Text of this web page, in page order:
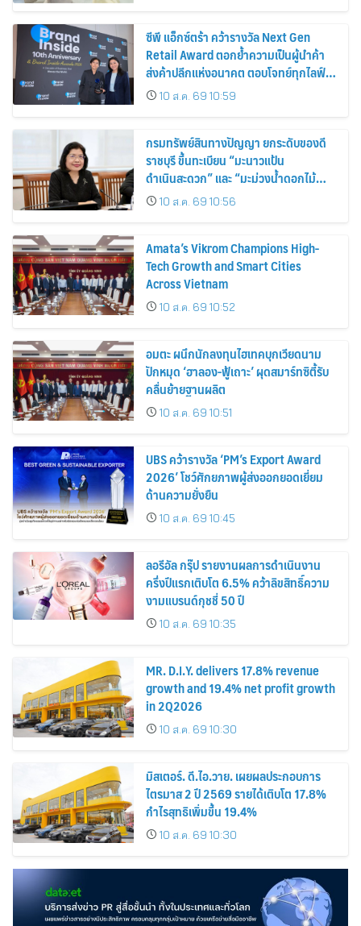
ซีพี แอ็กซ์ตร้า คว้ารางวัล Next Gen
Retail Award ตอกย้ำความเป็นผู้นำค้า
ส่งค้าปลีกแห่งอนาคต ตอบโจทย์ทุกไลฟ์
สไตล์ผู้บริโภค
10 ส.ค. 69 10:59
กรมทรัพย์สินทางปัญญา ยกระดับของดี
ราชบุรี ขึ้นทะเบียน “มะนาวแป้น
ดำเนินสะดวก” และ “มะม่วงน้ำดอกไม้
ราชบุรี” เป็น GI น้องใหม่ เดินหน้าเพิ่ม
มูลค่าเกษตรอัตลักษณ์ ขับเคลื่อน
เศรษฐกิจชุมชน
10 ส.ค. 69 10:56
Amata’s Vikrom Champions High-
Tech Growth and Smart Cities
Across Vietnam
10 ส.ค. 69 10:52
อมตะ ผนึกนักลงทุนไฮเทคบุกเวียดนาม
ปักหมุด ‘ฮาลอง-ฟู้เถาะ’ ผุดสมาร์ทซิตี้รับ
คลื่นย้ายฐานผลิต
10 ส.ค. 69 10:51
UBS คว้ารางวัล ‘PM’s Export Award
2026’ โชว์ศักยภาพผู้ส่งออกยอดเยี่ยม
ด้านความยั่งยืน
10 ส.ค. 69 10:45
ลอรีอัล กรุ๊ป รายงานผลการดำเนินงาน
ครึ่งปีแรกเติบโต 6.5% คว้าลิขสิทธิ์ความ
งามแบรนด์กุชชี่ 50 ปี
10 ส.ค. 69 10:35
MR. D.I.Y. delivers 17.8% revenue
growth and 19.4% net profit growth
in 2Q2026
10 ส.ค. 69 10:30
มิสเตอร์. ดี.ไอ.วาย. เผยผลประกอบการ
ไตรมาส 2 ปี 2569 รายได้เติบโต 17.8%
กำไรสุทธิเพิ่มขึ้น 19.4%
10 ส.ค. 69 10:30